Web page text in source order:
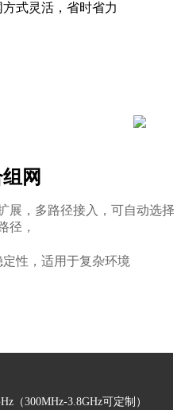
式灵活，省时省力
网
展，多路径接入，可自动选择
径，
性，适用于复杂环境
（300MHz-3.8GHz可定制）